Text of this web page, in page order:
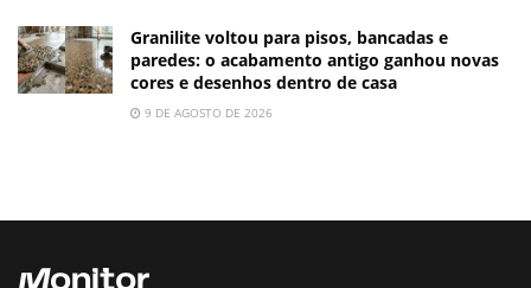
Granilite voltou para pisos, bancadas e
paredes: o acabamento antigo ganhou novas
cores e desenhos dentro de casa
9 DE AGOSTO DE 2026